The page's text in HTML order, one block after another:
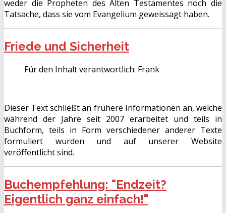
weder die Propheten des Alten Testamentes noch die
Tatsache, dass sie vom Evangelium geweissagt haben.
Friede und Sicherheit
Für den Inhalt verantwortlich: Frank
Dieser Text schließt an frühere Informationen an, welche
während der Jahre seit 2007 erarbeitet und teils in
Buchform, teils in Form verschiedener anderer Texte
formuliert wurden und auf unserer Website
veröffentlicht sind.
Buchempfehlung: "Endzeit?
Eigentlich ganz einfach!"